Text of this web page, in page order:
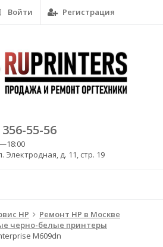
Войти Регистрация
55-56
Электродная, д. 11, стр. 19
HP
Ремонт HP в Москве
черно-белые принтеры
M609dn